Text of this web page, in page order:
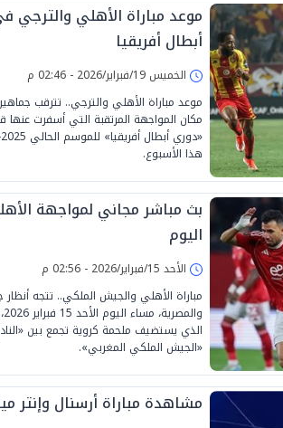
موعد مباراة الأهلي والترجي
أبطال أفريقيا
الخميس 19/فبراير/2026 - 02:46 م
موعد مباراة الأهلي والترجي.. تترقب
مكان المواجهة المرتقبة التي أسفرت عنها
هذا الأسبوع.
بث مباشر مجاني لمواجهة
اليوم
الأحد 15/فبراير/2026 - 02:56 م
مباراة الأهلي والجيش الملكي.. تتجه أنظار
الذي يستضيف ملحمة كروية تجمع بين
«الجيش الملكي المغربي».
مشاهدة مباراة أرسنال وإنتر